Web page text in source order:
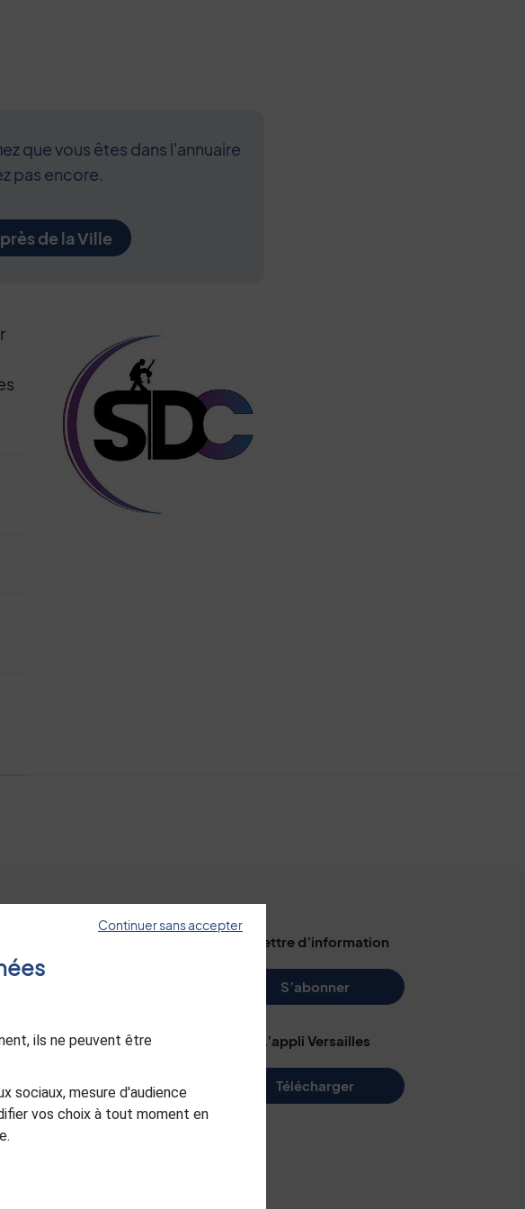
de partage
que vous êtes dans l'annuaire
pas encore.
de la Ville
Jeunes à Versailles
Ancienne Poste de
Office de Tourisme
La lettre d’information
S’abonner
L’appli Versailles
Télécharger
Continuer sans accepter
ils ne peuvent être
sociaux, mesure d'audience
vos choix à tout moment en